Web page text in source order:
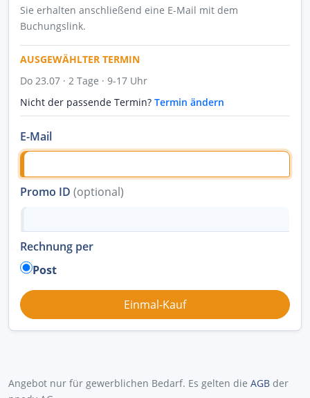
Sie erhalten anschließend eine E-Mail mit dem
Buchungslink.
AUSGEWÄHLTER TERMIN
Do 23.07 · 2 Tage · 9-17 Uhr
Nicht der passende Termin? Termin ändern
E-Mail
Promo ID (optional)
Rechnung per
Post
Angebot nur für gewerblichen Bedarf. Es gelten die AGB der